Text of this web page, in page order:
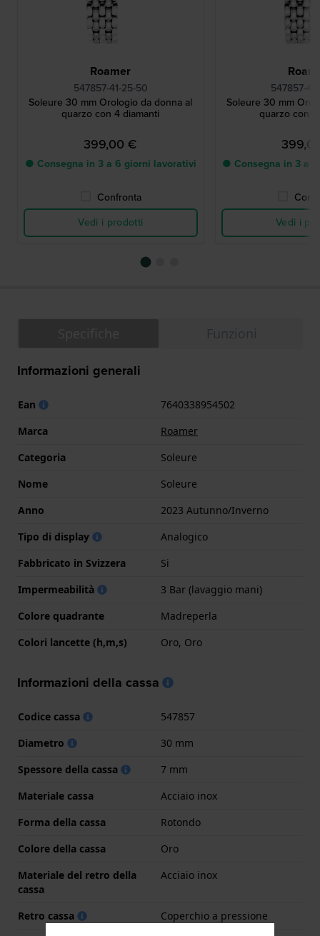
Roamer
547857-41-25-50
Soleure 30 mm Orologio da donna al
quarzo con 4 diamanti
399,00 €
● Consegna in 3 a 6 giorni lavorativi
Confronta
Vedi i prodotti
547857-
Soleure 30 mm
quarzo con
● Consegna in 3 a
Vedi i
Informazioni generali
Ean
7640338954502
Marca
Roamer
Categoria
Soleure
Nome
Soleure
Anno
2023 Autunno/Inverno
Tipo di display
Analogico
Fabbricato in Svizzera
Si
Impermeabilità
3 Bar (lavaggio mani)
Colore quadrante
Madreperla
Colori lancette (h,m,s)
Oro, Oro
Informazioni della cassa
Codice cassa
547857
Diametro
30 mm
Spessore della cassa
7 mm
Materiale cassa
Acciaio inox
Forma della cassa
Rotondo
Colore della cassa
Oro
Materiale del retro della
cassa
Acciaio inox
Retro cassa
Coperchio a pressione